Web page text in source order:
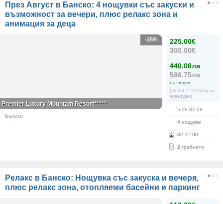
През Август в Банско: 4 нощувки със закуски и
възможност за вечери, плюс релакс зона и
анимация за деца
225.00€
300.00€
440.06лв
586.75лв
на човек
(56.25€ / 110.02лв на
човек/ден)
5.08-31.08
4 нощувки
32:17:00
2 грабнати
-25%
Premier Luxury Mountain Resort*****
Банско
Релакс в Банско: Нощувка със закуска и вечеря,
плюс релакс зона, отопляеми басейни и паркинг